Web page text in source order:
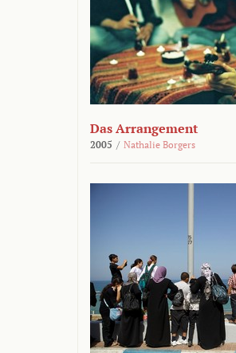
Das Arrangement
2005 / Nathalie Borgers